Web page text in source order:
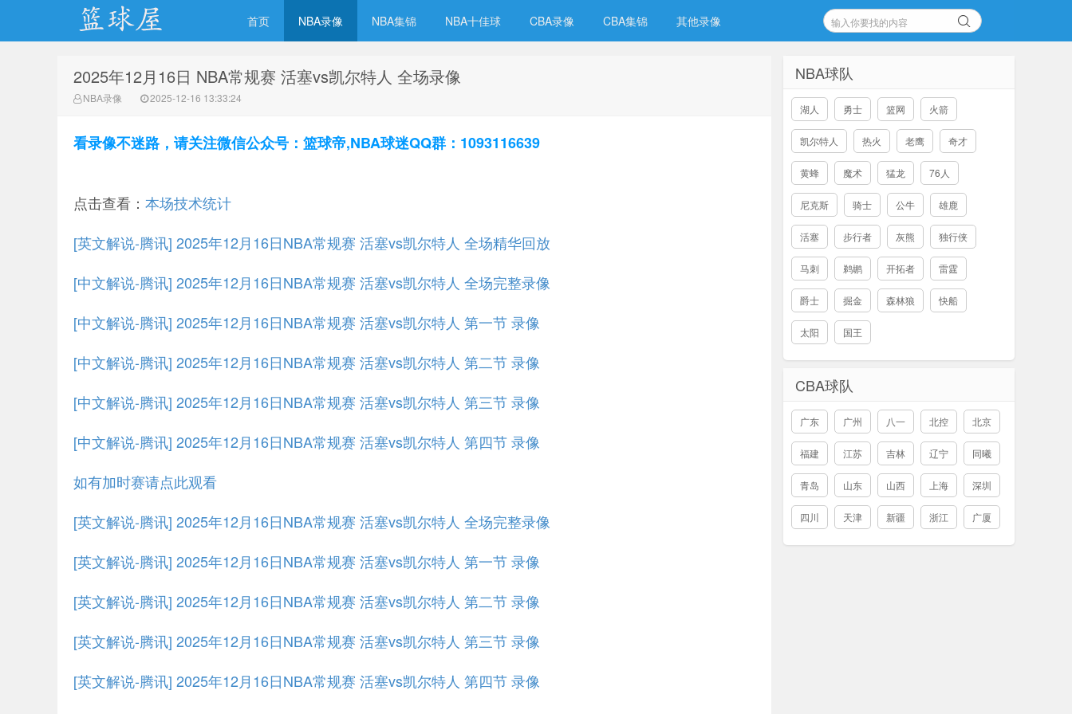
NBA录像网
首页 NBA录像 NBA集锦 NBA十佳球 CBA录像 CBA集锦 其他录像
2025年12月16日 NBA常规赛 活塞vs凯尔特人 全场录像
NBA录像 2025-12-16 13:33:24
看录像不迷路，请关注微信公众号：篮球帝,NBA球迷QQ群：1093116639
点击查看： 本场技术统计
[英文解说-腾讯] 2025年12月16日NBA常规赛 活塞vs凯尔特人 全场精华回放
[中文解说-腾讯] 2025年12月16日NBA常规赛 活塞vs凯尔特人 全场完整录像
[中文解说-腾讯] 2025年12月16日NBA常规赛 活塞vs凯尔特人 第一节 录像
[中文解说-腾讯] 2025年12月16日NBA常规赛 活塞vs凯尔特人 第二节 录像
[中文解说-腾讯] 2025年12月16日NBA常规赛 活塞vs凯尔特人 第三节 录像
[中文解说-腾讯] 2025年12月16日NBA常规赛 活塞vs凯尔特人 第四节 录像
如有加时赛请点此观看
[英文解说-腾讯] 2025年12月16日NBA常规赛 活塞vs凯尔特人 全场完整录像
[英文解说-腾讯] 2025年12月16日NBA常规赛 活塞vs凯尔特人 第一节 录像
[英文解说-腾讯] 2025年12月16日NBA常规赛 活塞vs凯尔特人 第二节 录像
[英文解说-腾讯] 2025年12月16日NBA常规赛 活塞vs凯尔特人 第三节 录像
[英文解说-腾讯] 2025年12月16日NBA常规赛 活塞vs凯尔特人 第四节 录像
NBA球队
湖人 勇士 篮网 火箭
凯尔特人 热火 老鹰 奇才
黄蜂 魔术 猛龙 76人
尼克斯 骑士 公牛 雄鹿
活塞 步行者 灰熊 独行侠
马刺 鹈鹕 开拓者 雷霆
爵士 掘金 森林狼 快船
太阳 国王
CBA球队
广东 广州 八一 北控 北京
福建 江苏 吉林 辽宁 同曦
青岛 山东 山西 上海 深圳
四川 天津 新疆 浙江 广厦